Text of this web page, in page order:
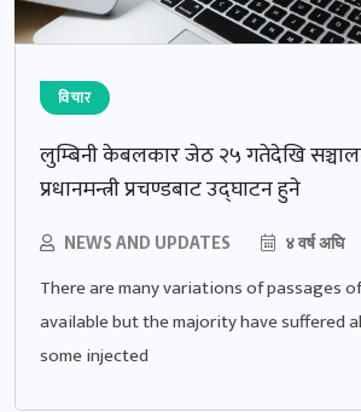
विचार
लुम्बिनी केबलकार जेठ २५ गतेदेखि
प्रधानमन्त्री प्रचण्डबाट उद्घाटन हुने
NEWS AND UPDATES ४ वर्ष अघि
There are many variations of passages
available but the majority have suffered
some injected